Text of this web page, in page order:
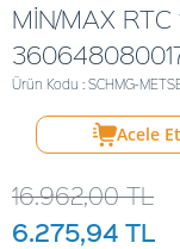
MİN/MAX
Ürün Kodu : SCHMG-
Acele
16.962,00TL
6.275,94 TL